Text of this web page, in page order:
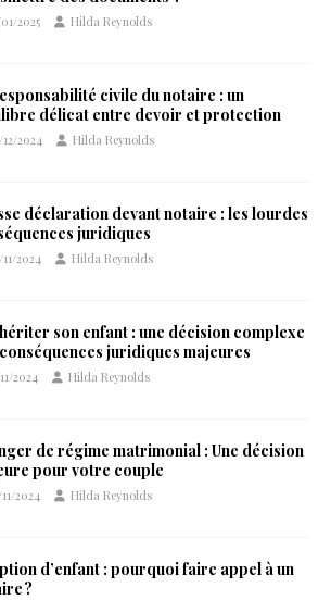
2025 Hilda Reynolds
civile du notaire : un
délicat entre devoir et protection
2024 Hilda Reynolds
déclaration devant notaire : les lourdes
juridiques
11/2024 Hilda Reynolds
son enfant : une décision complexe
juridiques majeures
2024 Hilda Reynolds
de régime matrimonial : Une décision
pour votre couple
11/2024 Hilda Reynolds
d’enfant : pourquoi faire appel à un
?